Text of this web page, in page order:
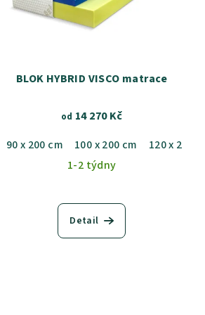
140 x 200 cm
180 x 200 cm
BLOK HYBRID VISCO matrace
od 14 270 Kč
90 x 200 cm
100 x 200 cm 120 x 200 cm
1-2 týdny
Detail